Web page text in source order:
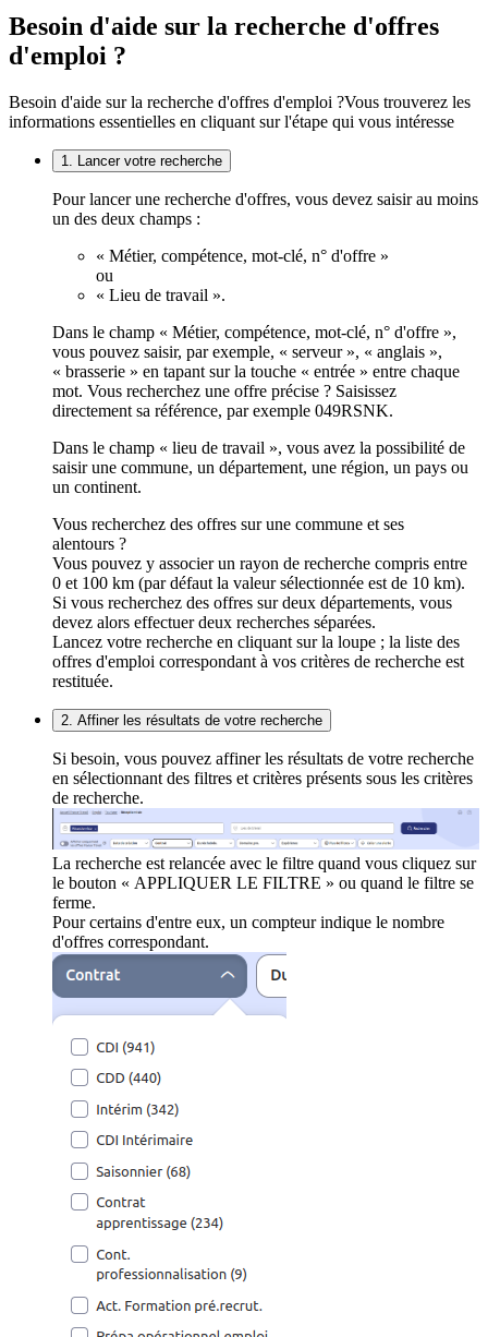
Besoin d'aide sur la recherche d'offres
d'emploi ?
Besoin d'aide sur la recherche d'offres d'emploi ?Vous trouverez les
informations essentielles en cliquant sur l'étape qui vous intéresse
1. Lancer votre recherche
Pour lancer une recherche d'offres, vous devez saisir au moins
un des deux champs :
« Métier, compétence, mot-clé, n° d'offre »
ou
« Lieu de travail ».
Dans le champ « Métier, compétence, mot-clé, n° d'offre »,
vous pouvez saisir, par exemple, « serveur », « anglais »,
« brasserie » en tapant sur la touche « entrée » entre chaque
mot. Vous recherchez une offre précise ? Saisissez
directement sa référence, par exemple 049RSNK.
Dans le champ « lieu de travail », vous avez la possibilité de
saisir une commune, un département, une région, un pays ou
un continent.
Vous recherchez des offres sur une commune et ses
alentours ?
Vous pouvez y associer un rayon de recherche compris entre
0 et 100 km (par défaut la valeur sélectionnée est de 10 km).
Si vous recherchez des offres sur deux départements, vous
devez alors effectuer deux recherches séparées.
Lancez votre recherche en cliquant sur la loupe ; la liste des
offres d'emploi correspondant à vos critères de recherche est
restituée.
2. Affiner les résultats de votre recherche
Si besoin, vous pouvez affiner les résultats de votre recherche
en sélectionnant des filtres et critères présents sous les critères
de recherche.
La recherche est relancée avec le filtre quand vous cliquez sur
le bouton « APPLIQUER LE FILTRE » ou quand le filtre se
ferme.
Pour certains d'entre eux, un compteur indique le nombre
d'offres correspondant.